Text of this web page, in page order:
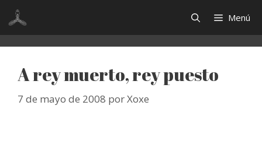
Saltar
contenido
Menú
A rey muerto, rey puesto
7 de mayo de 2008 porXoxe